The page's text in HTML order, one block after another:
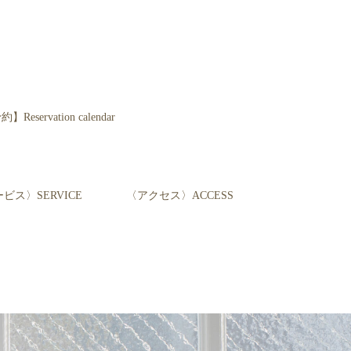
】Reservation calendar
ビス〉SERVICE 〈アクセス〉ACCESS